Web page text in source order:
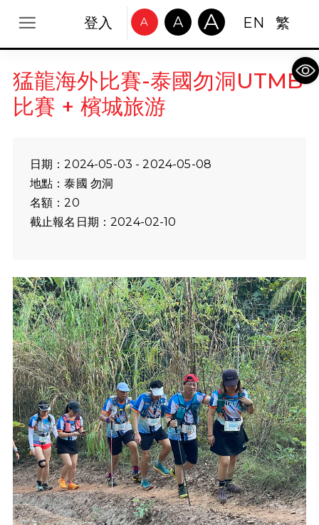
登入 A A A EN 繁
猛龍海外比賽-泰國勿洞UTMB
比賽 + 檳城旅游
日期：2024-05-03 - 2024-05-08
地點：泰國 勿洞
名額：20
截止報名日期：2024-02-10